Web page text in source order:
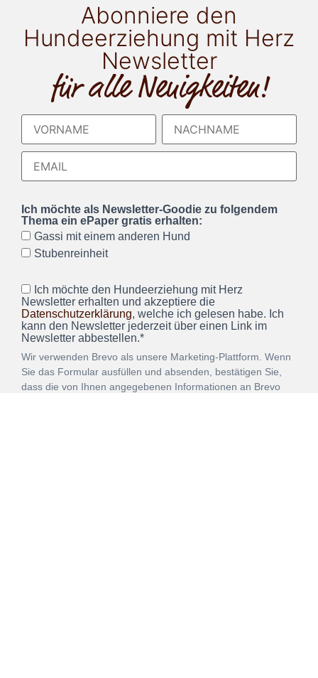
Abonniere den
Hundeerziehung mit Herz
Newsletter
für alle Neuigkeiten!
Ich möchte als Newsletter-Goodie zu folgendem
Thema ein ePaper gratis erhalten:
Gassi mit einem anderen Hund
Stubenreinheit
Ich möchte den Hundeerziehung mit Herz
Newsletter erhalten und akzeptiere die
Datenschutzerklärung, welche ich gelesen habe. Ich
kann den Newsletter jederzeit über einen Link im
Newsletter abbestellen.*
Wir verwenden Brevo als unsere Marketing-Plattform. Wenn
Sie das Formular ausfüllen und absenden, bestätigen Sie,
dass die von Ihnen angegebenen Informationen an Brevo